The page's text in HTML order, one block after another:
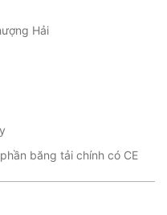
Hải
băng tải chính có CE